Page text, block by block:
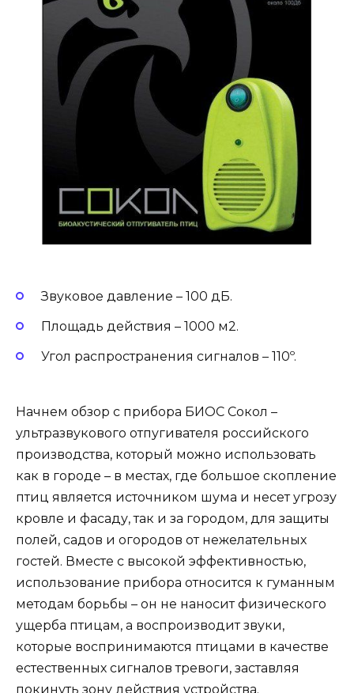
Звуковое давление – 100 дБ.
Площадь действия – 1000 м2.
Угол распространения сигналов – 110º.
Начнем обзор с прибора БИОС Сокол –
ультразвукового отпугивателя российского
производства, который можно использовать
как в городе – в местах, где большое скопление
птиц является источником шума и несет угрозу
кровле и фасаду, так и за городом, для защиты
полей, садов и огородов от нежелательных
гостей. Вместе с высокой эффективностью,
использование прибора относится к гуманным
методам борьбы – он не наносит физического
ущерба птицам, а воспроизводит звуки,
которые воспринимаются птицами в качестве
естественных сигналов тревоги, заставляя
покинуть зону действия устройства.